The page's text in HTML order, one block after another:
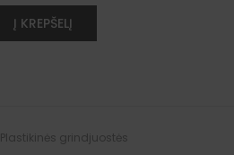
Į KREPŠELĮ
v
Plastikinės grindjuostės